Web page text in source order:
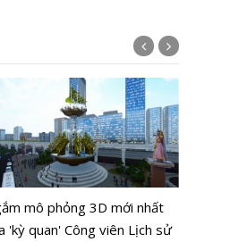
mô phỏng 3D mới nhất
'kỳ quan' Công viên Lịch sử